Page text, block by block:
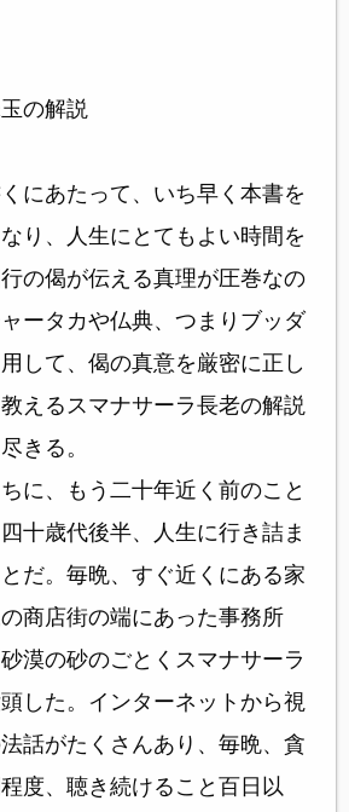
の解説
にあたって、いち早く本書を
り、人生にとてもよい時間を
の偈が伝える真理が圧巻なの
ータカや仏典、つまりブッダ
して、偈の真意を厳密に正し
えるスマナサーラ長老の解説
きる。
に、もう二十年近く前のこと
十歳代後半、人生に行き詰ま
だ。毎晩、すぐ近くにある家
商店街の端にあった事務所
漠の砂のごとくスマナサーラ
した。インターネットから視
話がたくさんあり、毎晩、貪
度、聴き続けること百日以